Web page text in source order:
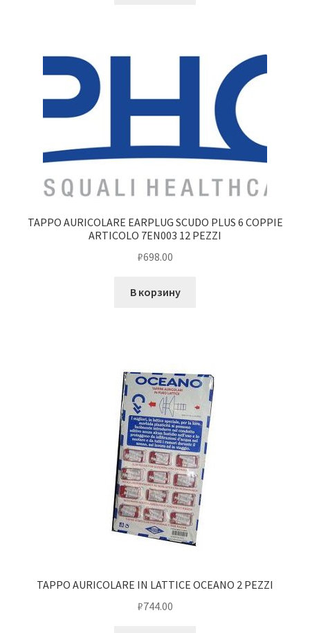
TAPPO AURICOLARE EARPLUG SCUDO PLUS 6 COPPIE
ARTICOLO 7EN003 12 PEZZI
₽698.00
В корзину
TAPPO AURICOLARE IN LATTICE OCEANO 2 PEZZI
₽744.00